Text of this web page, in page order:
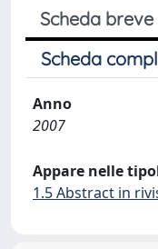
Scheda breve
Scheda
Anno
2007
Appare nelle
1.5 Abstract in